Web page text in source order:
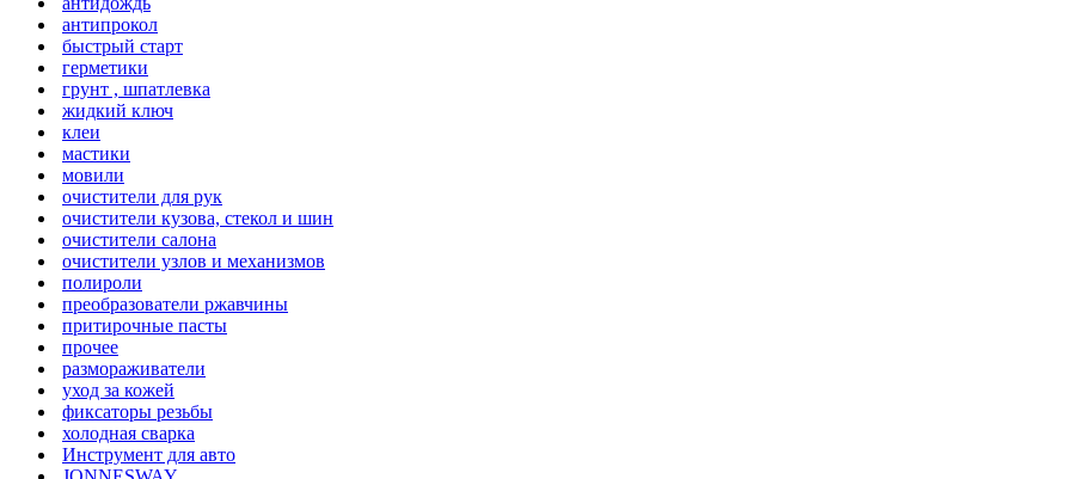
антипрокол
быстрый старт
герметики
грунт , шпатлевка
жидкий ключ
клеи
мастики
мовили
очистители для рук
очистители кузова, стекол и шин
очистители салона
очистители узлов и механизмов
полироли
преобразователи ржавчины
притирочные пасты
прочее
размораживатели
уход за кожей
фиксаторы резьбы
холодная сварка
Инструмент для авто